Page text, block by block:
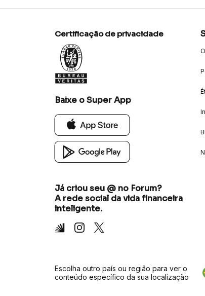
Certificação de privacidade
Baixe o Super App
Já criou seu @ no Forum?
A rede social da vida financeira
inteligente.
Inter Instagram
X
Escolha outro país ou região para ver o
conteúdo específico da sua localização